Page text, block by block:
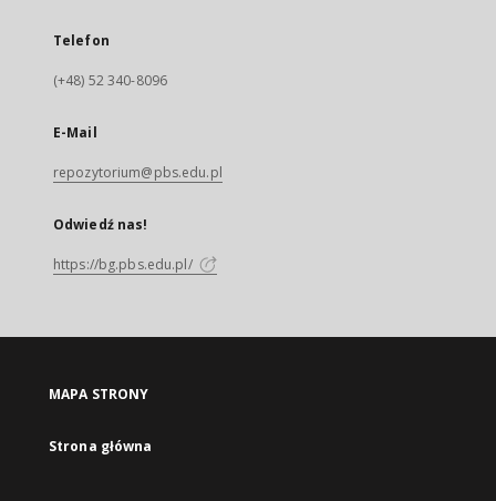
Telefon
(+48) 52 340-8096
E-Mail
repozytorium@pbs.edu.pl
Odwiedź nas!
https://bg.pbs.edu.pl/
MAPA STRONY
Strona główna